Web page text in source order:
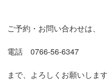
ご予約・お問い合わせは、
電話 0766-56-6347
まで、よろしくお願いします